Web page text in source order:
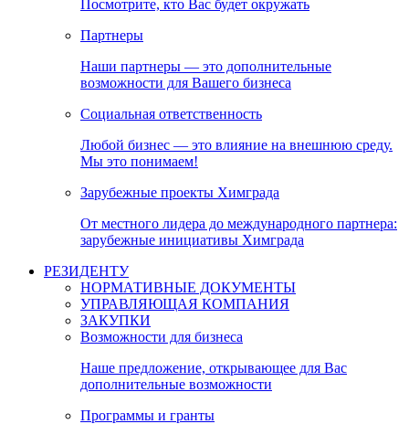
Посмотрите, кто Вас будет окружать
Партнеры
Наши партнеры — это дополнительные
возможности для Вашего бизнеса
Социальная ответственность
Любой бизнес — это влияние на внешнюю среду.
Мы это понимаем!
Зарубежные проекты Химграда
От местного лидера до международного партнера:
зарубежные инициативы Химграда
РЕЗИДЕНТУ
НОРМАТИВНЫЕ ДОКУМЕНТЫ
УПРАВЛЯЮЩАЯ КОМПАНИЯ
ЗАКУПКИ
Возможности для бизнеса
Наше предложение, открывающее для Вас
дополнительные возможности
Программы и гранты